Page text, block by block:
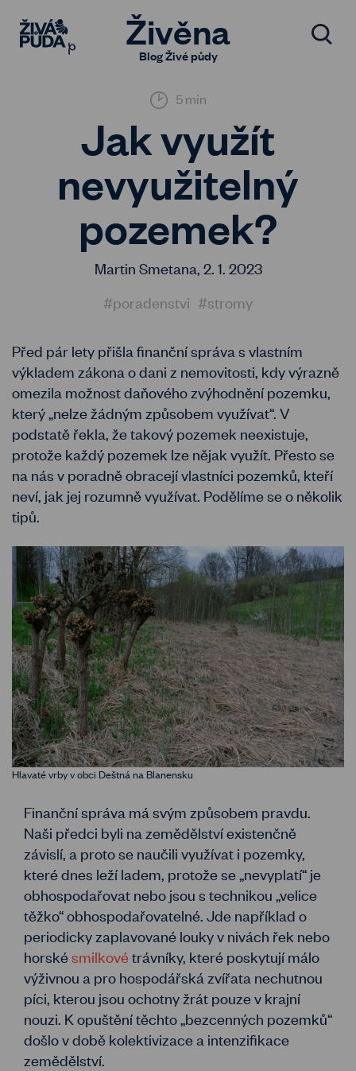
Živěna
Blog Živé půdy
5 min
Jak využít
nevyužitelný
pozemek?
Martin Smetana, 2. 1. 2023
#poradenstvi #stromy
Před pár lety přišla finanční správa s vlastním
výkladem zákona o dani z nemovitosti, kdy výrazně
omezila možnost daňového zvýhodnění pozemku,
který „nelze žádným způsobem využívat“. V
podstatě řekla, že takový pozemek neexistuje,
protože každý pozemek lze nějak využít. Přesto se
na nás v poradně obracejí vlastníci pozemků, kteří
neví, jak jej rozumně využívat. Podělíme se o několik
tipů.
Hlavaté vrby v obci Deštná na Blanensku
Finanční správa má svým způsobem pravdu.
Naši předci byli na zemědělství existenčně
závislí, a proto se naučili využívat i pozemky,
které dnes leží ladem, protože se „nevyplatí“ je
obhospodařovat nebo jsou s technikou „velice
těžko“ obhospodařovatelné. Jde například o
periodicky zaplavované louky v nivách řek nebo
horskésmilkové trávníky, které poskytují málo
výživnou a pro hospodářská zvířata nechutnou
píci, kterou jsou ochotny žrát pouze v krajní
nouzi. K opuštění těchto „bezcenných pozemků“
došlo v době kolektivizace a intenzifikace
zemědělství.